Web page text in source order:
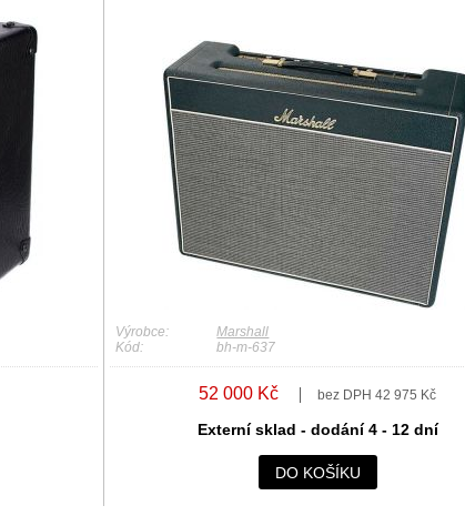
Výrobce:
Marshall
Kód:
bh-m-637
52 000 Kč bez DPH 42 975 Kč
Externí sklad - dodání 4 - 12 dní
DO KOŠÍKU